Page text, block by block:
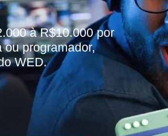
à R$10.000 por
programador,
WED.